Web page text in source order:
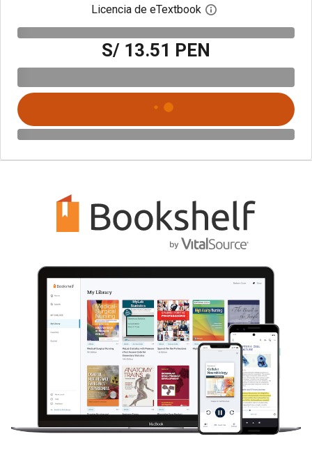
Licencia de eTextbook Abre el cuadro de
S/ 13.51 PEN